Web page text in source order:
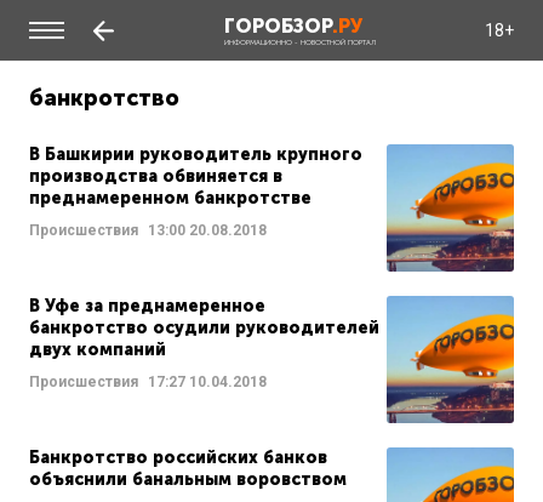
ГОРОБЗОР.РУ
ИНФОРМАЦИОННО - НОВОСТНОЙ ПОРТАЛ
18+
банкротство
В Башкирии руководитель крупного
производства обвиняется в
преднамеренном банкротстве
Происшествия 13:00 20.08.2018
В Уфе за преднамеренное
банкротство осудили руководителей
двух компаний
Происшествия 17:27 10.04.2018
Банкротство российских банков
объяснили банальным воровством